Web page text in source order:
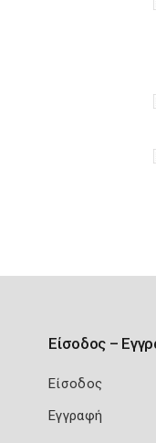
Είσοδος –
Είσοδος
Εγγραφή